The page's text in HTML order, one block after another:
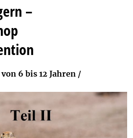
–
6 bis 12 Jahren /